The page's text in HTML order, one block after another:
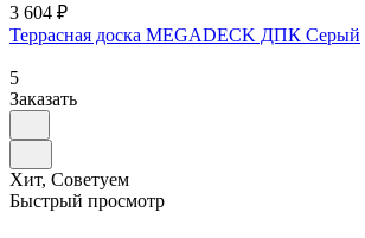
3 604 ₽
Террасная доска MEGADECK ДПК Серый
5
Заказать
Хит, Советуем
Быстрый просмотр